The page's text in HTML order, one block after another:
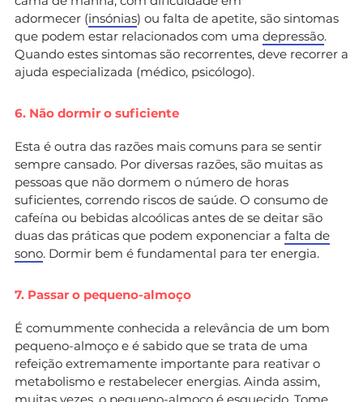
adormecer (insónias) ou falta de apetite, são sintomas
que podem estar relacionados com uma depressão.
Quando estes sintomas são recorrentes, deve recorrer a
ajuda especializada (médico, psicólogo).
6. Não dormir o suficiente
Esta é outra das razões mais comuns para se sentir
sempre cansado. Por diversas razões, são muitas as
pessoas que não dormem o número de horas
suficientes, correndo riscos de saúde. O consumo de
cafeína ou bebidas alcoólicas antes de se deitar são
duas das práticas que podem exponenciar a falta de
sono. Dormir bem é fundamental para ter energia.
7. Passar o pequeno-almoço
É comummente conhecida a relevância de um bom
pequeno-almoço e é sabido que se trata de uma
refeição extremamente importante para reativar o
metabolismo e restabelecer energias. Ainda assim,
muitas vezes, o pequeno-almoço é esquecido. Tome